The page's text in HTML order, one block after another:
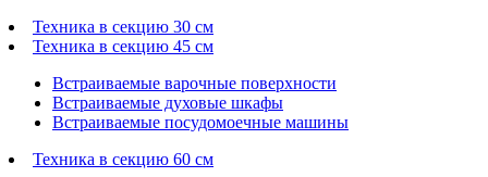
Техника в секцию 30 см
Техника в секцию 45 см
Встраиваемые варочные поверхности
Встраиваемые духовые шкафы
Встраиваемые посудомоечные машины
Техника в секцию 60 см